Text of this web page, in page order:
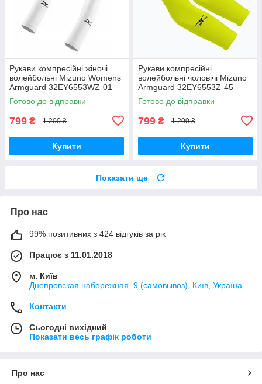
Рукави компресійні жіночі
волейбольні Mizuno Womens
Armguard 32EY6553WZ-01
Готово до відправки
799 ₴ 1 200 ₴
Купити
Рукави компресійні
волейбольні чоловічі Mizuno
Armguard 32EY6553Z-45
Готово до відправки
799 ₴ 1 200 ₴
Купити
Показати ще
Про нас
99% позитивних з 424 відгуків за рік
Працює з 11.01.2018
м. Київ
Днепровская набережная, 9 (самовывоз), Київ, Україна
Контакти
Сьогодні вихідний
Показати весь графік роботи
Про нас